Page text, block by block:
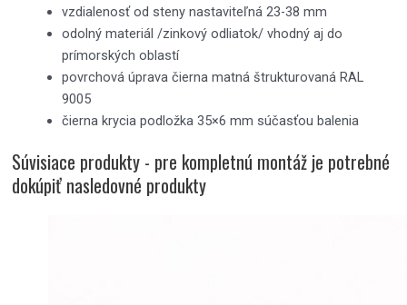
vzdialenosť od steny nastaviteľná 23-38 mm
odolný materiál /zinkový odliatok/ vhodný aj do
prímorských oblastí
povrchová úprava čierna matná štrukturovaná RAL
9005
čierna krycia podložka 35×6 mm súčasťou balenia
Súvisiace produkty - pre kompletnú montáž je potrebné
dokúpiť nasledovné produkty